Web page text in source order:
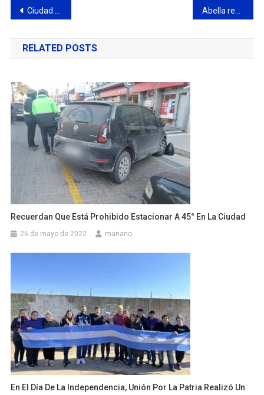
Navegación
de
entradas
Ciudad de Campana es finalista del Torneo Clausura de la ABZC Abella recibió al Seleccionado de Fútbol de la Ciudad que participa del Mundialito de Carmen de Areco
RELATED POSTS
Recuerdan Que Está Prohibido Estacionar A 45° En La Ciudad
26 de mayo de 2022 mariano
En El Día De La Independencia, Unión Por La Patria Realizó Un